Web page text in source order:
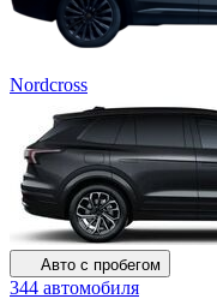
Nordcross
Авто с пробегом
344 автомобиля